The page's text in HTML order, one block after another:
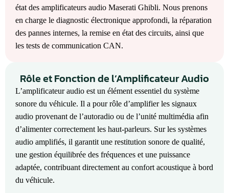
état des amplificateurs audio Maserati Ghibli. Nous prenons
en charge le diagnostic électronique approfondi, la réparation
des pannes internes, la remise en état des circuits, ainsi que
les tests de communication CAN.
Rôle et Fonction de l’Amplificateur Audio
L’amplificateur audio est un élément essentiel du système
sonore du véhicule. Il a pour rôle d’amplifier les signaux
audio provenant de l’autoradio ou de l’unité multimédia afin
d’alimenter correctement les haut-parleurs. Sur les systèmes
audio amplifiés, il garantit une restitution sonore de qualité,
une gestion équilibrée des fréquences et une puissance
adaptée, contribuant directement au confort acoustique à bord
du véhicule.